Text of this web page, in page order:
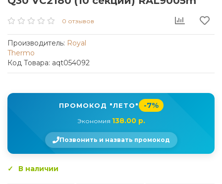
0 отзывов
Производитель: Royal
Thermo
Код Товара: aqt054092
ПРОМОКОД "ЛЕТО" -7%
Экономия 138.00 р.
Позвонить и назвать промокод
В наличии